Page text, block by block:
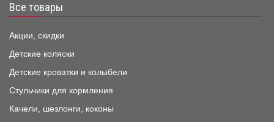
Все товары
Акции, скидки
Детские коляски
Детские кроватки и колыбели
Стульчики для кормления
Качели, шезлонги, коконы